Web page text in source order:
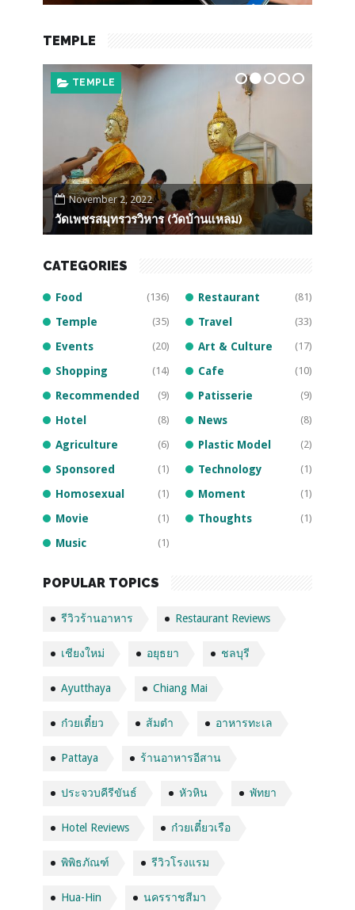
TEMPLE
FOOD
October 22, 2022
หลวงพ่อโต วัดบางพลีใหญ่ใน
CATEGORIES
Food (136) Restaurant (81)
Temple (35) Travel (33)
Events (20) Art & Culture (17)
Shopping (14) Cafe (10)
Recommended (9) Patisserie (9)
Hotel (8) News (8)
Agriculture (6) Plastic Model (2)
Sponsored (1) Technology (1)
Homosexual (1) Moment (1)
Movie (1) Thoughts (1)
Music (1)
POPULAR TOPICS
รีวิวร้านอาหาร Restaurant Reviews
เชียงใหม่ อยุธยา ชลบุรี
Ayutthaya Chiang Mai
ก๋วยเตี๋ยว ส้มตำ อาหารทะเล
Pattaya ร้านอาหารอีสาน
ประจวบคีรีขันธ์ หัวหิน พัทยา
Hotel Reviews ก๋วยเตี๋ยวเรือ
พิพิธภัณฑ์ รีวิวโรงแรม
Hua-Hin นครราชสีมา